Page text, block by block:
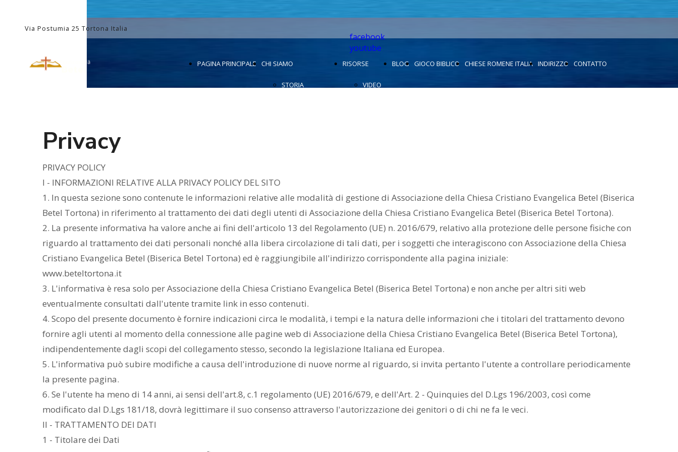
facebook
youtube
Via Postumia 25 Tortona Italia
PAGINA PRINCIPALE CHI SIAMO
STORIA
RISORSE
VIDEO
BLOG GIOCO BIBLICO CHIESE ROMENE ITALIA INDIRIZZO CONTATTO
Privacy
PRIVACY POLICY
I - INFORMAZIONI RELATIVE ALLA PRIVACY POLICY DEL SITO
1. In questa sezione sono contenute le informazioni relative alle modalità di gestione di Associazione della Chiesa Cristiano Evangelica Betel (Biserica
Betel Tortona) in riferimento al trattamento dei dati degli utenti di Associazione della Chiesa Cristiano Evangelica Betel (Biserica Betel Tortona).
2. La presente informativa ha valore anche ai fini dell'articolo 13 del Regolamento (UE) n. 2016/679, relativo alla protezione delle persone fisiche con
riguardo al trattamento dei dati personali nonché alla libera circolazione di tali dati, per i soggetti che interagiscono con Associazione della Chiesa
Cristiano Evangelica Betel (Biserica Betel Tortona) ed è raggiungibile all'indirizzo corrispondente alla pagina iniziale:
www.beteltortona.it
3. L'informativa è resa solo per Associazione della Chiesa Cristiano Evangelica Betel (Biserica Betel Tortona) e non anche per altri siti web
eventualmente consultati dall'utente tramite link in esso contenuti.
4. Scopo del presente documento è fornire indicazioni circa le modalità, i tempi e la natura delle informazioni che i titolari del trattamento devono
fornire agli utenti al momento della connessione alle pagine web di Associazione della Chiesa Cristiano Evangelica Betel (Biserica Betel Tortona),
indipendentemente dagli scopi del collegamento stesso, secondo la legislazione Italiana ed Europea.
5. L'informativa può subire modifiche a causa dell'introduzione di nuove norme al riguardo, si invita pertanto l'utente a controllare periodicamente
la presente pagina.
6. Se l'utente ha meno di 14 anni, ai sensi dell'art.8, c.1 regolamento (UE) 2016/679, e dell'Art. 2 - Quinquies del D.Lgs 196/2003, così come
modificato dal D.Lgs 181/18, dovrà legittimare il suo consenso attraverso l'autorizzazione dei genitori o di chi ne fa le veci.
II - TRATTAMENTO DEI DATI
1 - Titolare dei Dati